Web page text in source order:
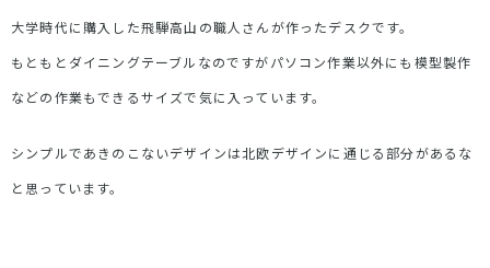
大学時代に購入した飛騨高山の職人さんが作ったデスクです。
もともとダイニングテーブルなのですがパソコン作業以外にも模型製作
などの作業もできるサイズで気に入っています。
シンプルであきのこないデザインは北欧デザインに通じる部分があるな
と思っています。